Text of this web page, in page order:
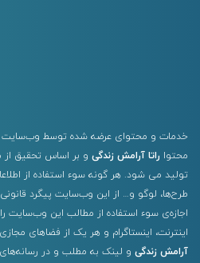
خدمات و محتوای عرضه شده توسط وب‌سایت
محتوا راتا آرامش زندگی و بر اساس تحقیق از
تولید می شود. هر گونه سوء استفاده از
طرح‌ها، لوگو و… از این وب‌سایت پیگرد
اجازه‌ی سوء استفاده از مطالب این وب‌سایت
اینترنت، اینستاگرام و هر یک از فضاهای مجازی
آرامش زندگی و لینک به مطلب و در رسانه‌های